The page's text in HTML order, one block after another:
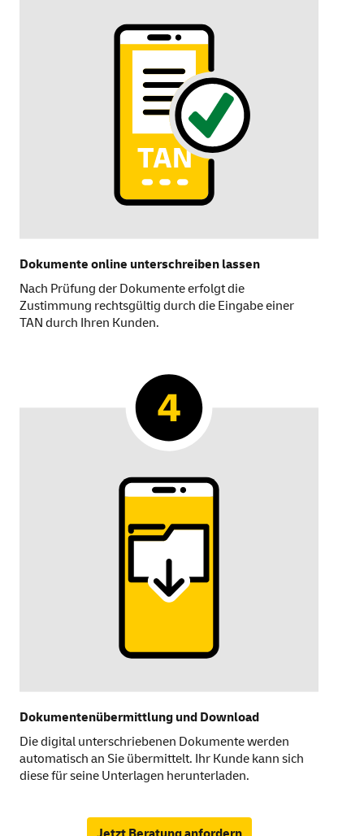
Dokumente online unterschreiben lassen
Nach Prüfung der Dokumente erfolgt die
Zustimmung rechtsgültig durch die Eingabe einer
TAN durch Ihren Kunden.
Dokumentenübermittlung und Download
Die digital unterschriebenen Dokumente werden
automatisch an Sie übermittelt. Ihr Kunde kann sich
diese für seine Unterlagen herunterladen.